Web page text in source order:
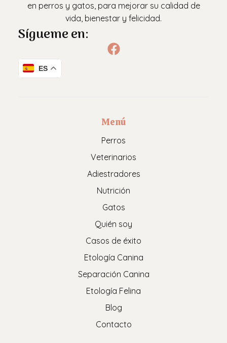
en perros y gatos, para mejorar su calidad de
vida, bienestar y felicidad.
Sígueme en:
ES
Menú
Perros
Veterinarios
Adiestradores
Nutrición
Gatos
Quién soy
Casos de éxito
Etología Canina
Separación Canina
Etología Felina
Blog
Contacto